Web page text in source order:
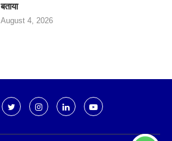
बताया
August 4, 2026